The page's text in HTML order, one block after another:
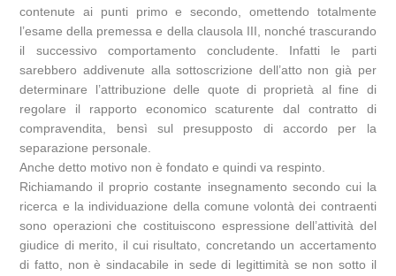
contenute ai punti primo e secondo, omettendo totalmente
l’esame della premessa e della clausola III, nonché trascurando
il successivo comportamento concludente. Infatti le parti
sarebbero addivenute alla sottoscrizione dell’atto non già per
determinare l’attribuzione delle quote di proprietà al fine di
regolare il rapporto economico scaturente dal contratto di
compravendita, bensì sul presupposto di accordo per la
separazione personale.
Anche detto motivo non è fondato e quindi va respinto.
Richiamando il proprio costante insegnamento secondo cui la
ricerca e la individuazione della comune volontà dei contraenti
sono operazioni che costituiscono espressione dell’attività del
giudice di merito, il cui risultato, concretando un accertamento
di fatto, non è sindacabile in sede di legittimità se non sotto il